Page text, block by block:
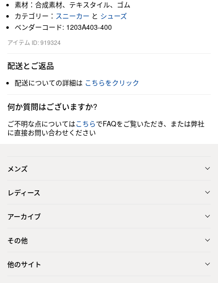
素材：合成素材、テキスタイル、ゴム
カテゴリー： スニーカー と シューズ
ベンダーコード: 1203A403-400
アイテム ID: 919324
配送とご返品
配送についての詳細は こちらをクリック
何か質問はございますか?
ご不明な点についてはこちらでFAQをご覧いただき、または弊社
に直接お問い合わせください
メンズ
レディース
アーカイブ
その他
他のサイト